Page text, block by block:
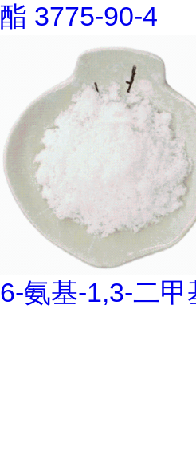
酯 3775-90-4
6-氨基-1,3-二甲